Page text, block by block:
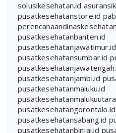
solusikesehatan.id
pusatkesehatanstore.id
pusatkesehatanbanten.id
pusatkesehatanjawatimur.id
pusatkesehatansumbar.id
pusatkesehatanjambi.id
pusatkesehatanmaluku.id
pusatkesehatangorontalo.id
pusatkesehatansabang.id
pusatkesehatanbinjai.id